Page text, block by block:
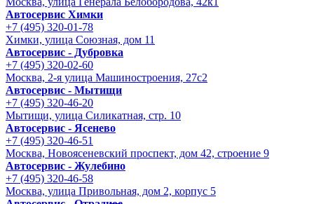
Автосервис Химки
+7 (495) 320-01-78
Химки, улица Союзная, дом 11
Автосервис - Дубровка
+7 (495) 320-02-60
Москва, 2-я улица Машиностроения, 27с2
Автосервис - Мытищи
+7 (495) 320-46-20
Мытищи, улица Силикатная, стр. 10
Автосервис - Ясенево
+7 (495) 320-46-51
Москва, Новоясеневский проспект, дом 42, строение 9
Автосервис - Жулебино
+7 (495) 320-46-58
Москва, улица Привольная, дом 2, корпус 5